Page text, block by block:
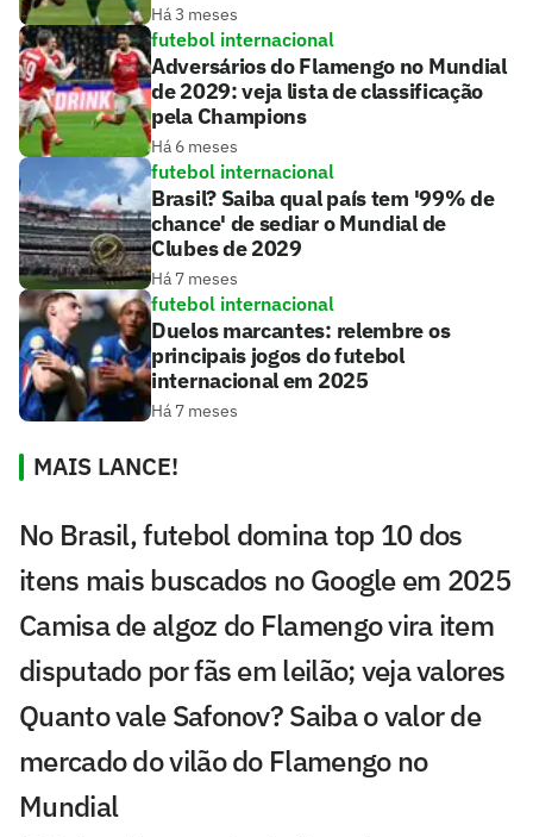
Há 3 meses
futebol internacional
Adversários do Flamengo no Mundial
de 2029: veja lista de classificação
pela Champions
Há 6 meses
futebol internacional
Brasil? Saiba qual país tem '99% de
chance' de sediar o Mundial de
Clubes de 2029
Há 7 meses
futebol internacional
Duelos marcantes: relembre os
principais jogos do futebol
internacional em 2025
Há 7 meses
MAIS LANCE!
No Brasil, futebol domina top 10 dos
itens mais buscados no Google em 2025
Camisa de algoz do Flamengo vira item
disputado por fãs em leilão; veja valores
Quanto vale Safonov? Saiba o valor de
mercado do vilão do Flamengo no
Mundial